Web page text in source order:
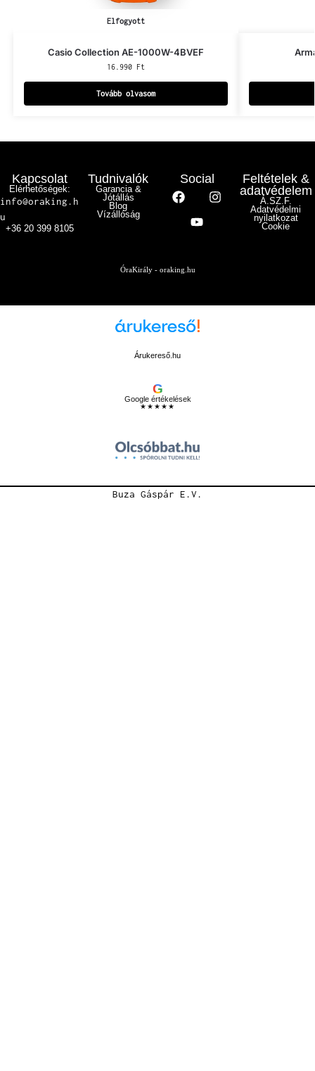
Elfogyott
Casio Collection AE-1000W-4BVEF
16.990 Ft
Tovább olvasom
Kapcsolat
Elérhetőségek:
info@oraking.h
u
+36 20 399 8105
Tudnivalók
Garancia &
Jótállás
Blog
Vízállóság
Social
Feltételek &
adatvédelem
Á.SZ.F.
Adatvédelmi
nyilatkozat
Cookie
ÓraKirály - oraking.hu
Árukereső.hu
G
Google értékelések
★★★★★
Buza Gáspár E.V.